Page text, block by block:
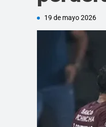
19 de mayo 2026